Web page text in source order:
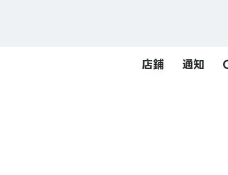
店鋪 通知